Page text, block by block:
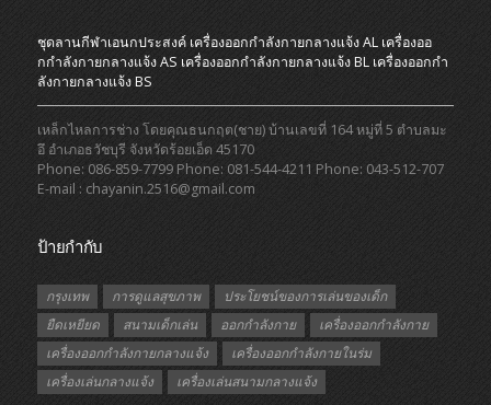
ชุดลานกีฬาเอนกประสงค์ เครื่องออกกําลังกายกลางแจ้ง AL เครื่องออ
กกําลังกายกลางแจ้ง AS เครื่องออกกําลังกายกลางแจ้ง BL เครื่องออกกํา
ลังกายกลางแจ้ง BS
เหล็กไหลการช่าง โดยคุณธนกฤต(ชาย) บ้านเลขที่ 164 หมู่ที่ 5 ตำบลมะ
อึ อำเภอธวัชบุรี จังหวัดร้อยเอ็ด 45170
Phone: 086-859-7799 Phone: 081-544-4211 Phone: 043-512-707
E-mail : chayanin.2516@gmail.com
ป้ายกำกับ
กรุงเทพ การดูแลสุขภาพ
ประโยชน์ของการเล่นของเด็ก
ยืดเหยียด
สนามเด็กเล่น ออกกำลังกาย
เครื่องออกกำลังกาย
เครื่องออกกำลังกายกลางแจ้ง
เครื่องออกกำลังกายในร่ม
เครื่องเล่นกลางแจ้ง
เครื่องเล่นสนามกลางแจ้ง